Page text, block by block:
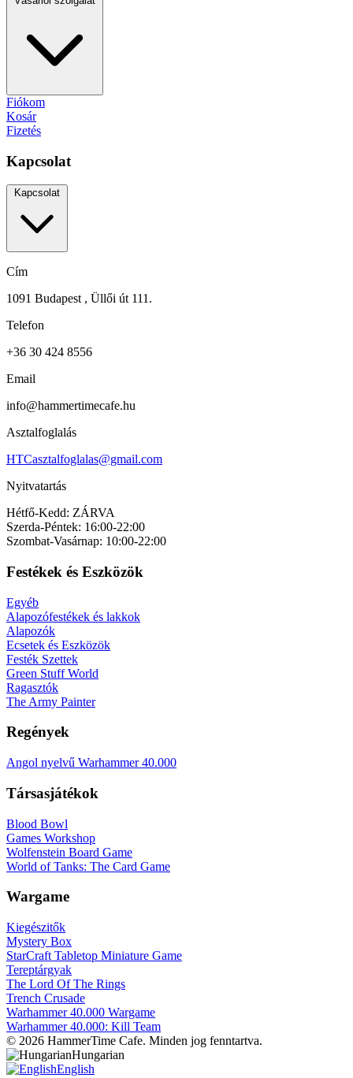
Fiókom
Kosár
Fizetés
Kapcsolat
Kapcsolat
Cím
1091 Budapest , Üllői út 111.
Telefon
+36 30 424 8556
Email
info@hammertimecafe.hu
Asztalfoglalás
HTCasztalfoglalas@gmail.com
Nyitvatartás
Hétfő-Kedd: ZÁRVA
Szerda-Péntek: 16:00-22:00
Szombat-Vasárnap: 10:00-22:00
Festékek és Eszközök
Egyéb
Alapozófestékek és lakkok
Alapozók
Ecsetek és Eszközök
Festék Szettek
Green Stuff World
Ragasztók
The Army Painter
Regények
Angol nyelvű Warhammer 40.000
Társasjátékok
Blood Bowl
Games Workshop
Wolfenstein Board Game
World of Tanks: The Card Game
Wargame
Kiegészitők
Mystery Box
StarCraft Tabletop Miniature Game
Tereptárgyak
The Lord Of The Rings
Trench Crusade
Warhammer 40.000 Wargame
Warhammer 40.000: Kill Team
© 2026 HammerTime Cafe. Minden jog fenntartva.
Hungarian
English